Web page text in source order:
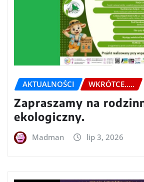
AKTUALNOŚCI WKRÓTCE.....
Zapraszamy na
ekologiczny.
Madman lip 3, 2026